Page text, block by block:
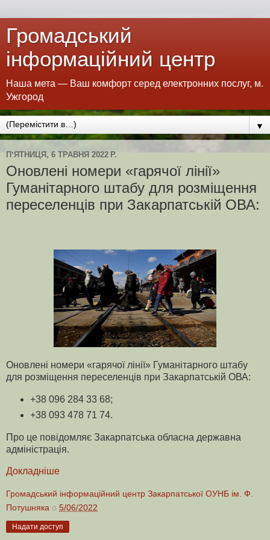
Громадський
інформаційний центр
Наша мета — Ваш комфорт серед електронних послуг, м.
Ужгород
▼
ПʼЯТНИЦЯ, 6 ТРАВНЯ 2022 Р.
Оновлені номери «гарячої лінії»
Гуманітарного штабу для розміщення
переселенців при Закарпатській ОВА:
Оновлені номери «гарячої лінії» Гуманітарного штабу
для розміщення переселенців при Закарпатській ОВА:
+38 096 284 33 68;
+38 093 478 71 74.
Про це повідомляє Закарпатська обласна державна
адміністрація.
Докладніше
Громадський інформаційний центр Закарпатської ОУНБ ім. Ф.
Потушняка о 5/06/2022
Надати доступ